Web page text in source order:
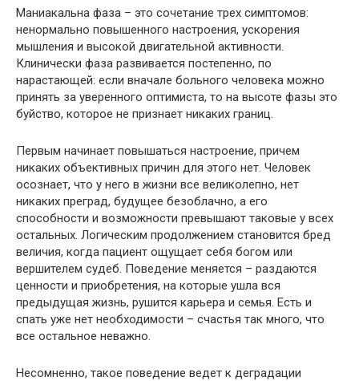
Маниакальна фаза – это сочетание трех симптомов:
ненормально повышенного настроения, ускорения
мышления и высокой двигательной активности.
Клинически фаза развивается постепенно, по
нарастающей: если вначале больного человека можно
принять за уверенного оптимиста, то на высоте фазы это
буйство, которое не признает никаких границ.
Первым начинает повышаться настроение, причем
никаких объективных причин для этого нет. Человек
осознает, что у него в жизни все великолепно, нет
никаких преград, будущее безоблачно, а его
способности и возможности превышают таковые у всех
остальных. Логическим продолжением становится бред
величия, когда пациент ощущает себя богом или
вершителем судеб. Поведение меняется – раздаются
ценности и приобретения, на которые ушла вся
предыдущая жизнь, рушится карьера и семья. Есть и
спать уже нет необходимости – счастья так много, что
все остальное неважно.
Несомненно, такое поведение ведет к деградации